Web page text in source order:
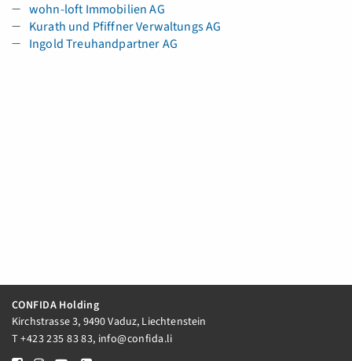
wohn-loft Immobilien AG
Kurath und Pfiffner Verwaltungs AG
Ingold Treuhandpartner AG
CONFIDA Holding
Kirchstrasse 3, 9490 Vaduz, Liechtenstein
T+423 235 83 83, info@confida.li